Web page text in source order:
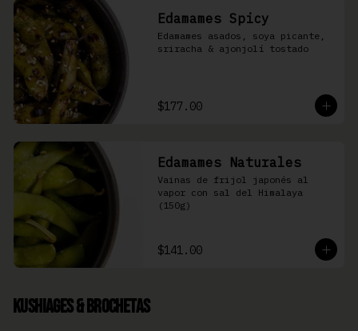
Edamames Spicy
Edamames asados, soya picante,
sriracha & ajonjolí tostado
$177.00
Edamames Naturales
Vainas de frijol japonés al
vapor con sal del Himalaya
(150g)
$141.00
Kushiages & Brochetas